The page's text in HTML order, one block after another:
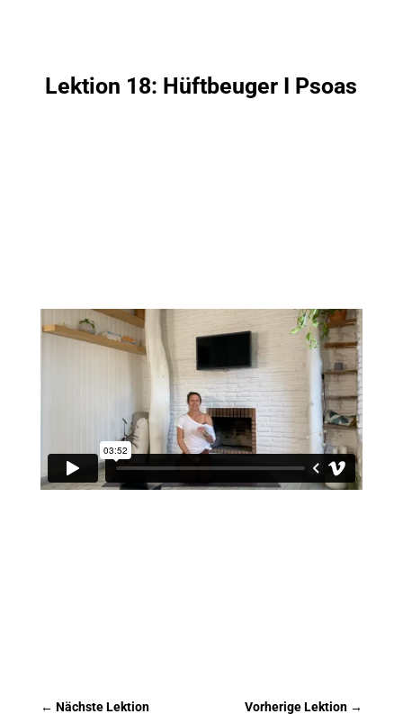
Lektion 18: Hüftbeuger I Psoas
← Nächste Lektion Vorherige Lektion →